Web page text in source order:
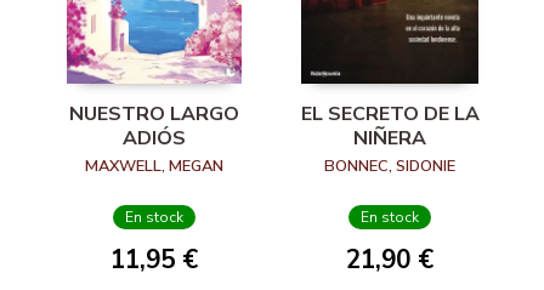
NUESTRO LARGO
ADIÓS
MAXWELL, MEGAN
En stock
11,95 €
EL SECRETO DE LA
NIÑERA
BONNEC, SIDONIE
En stock
21,90 €